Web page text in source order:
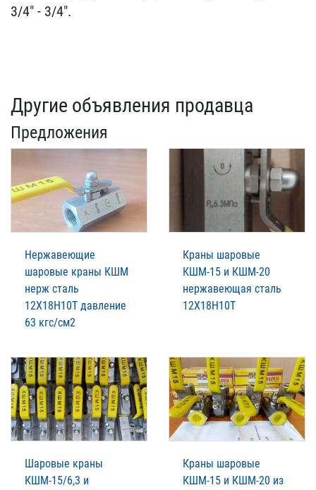
3/4" - 3/4".
Другие объявления продавца
Предложения
Нержавеющие
шаровые краны КШМ
нерж сталь
12Х18Н10Т давление
63 кгс/см2
Краны шаровые
КШМ-15 и КШМ-20
нержавеющая сталь
12Х18Н10Т
Шаровые краны
КШМ-15/6,3 и
Краны шаровые
КШМ-15 и КШМ-20 из